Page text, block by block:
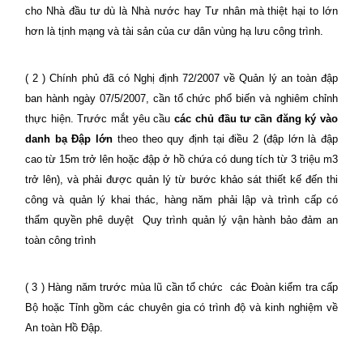
cho Nhà đầu tư dù là Nhà nước hay Tư nhân mà thiệt hại to lớn
hơn là tịnh mạng và tài sản của cư dân vùng hạ lưu công trình.
( 2 ) Chính phủ đã có Nghị định 72/2007 về Quản lý an toàn đập
ban hành ngày 07/5/2007, cần tổ chức phổ biến và nghiêm chỉnh
thực hiện. Trước mắt yêu cầucác chủ đầu tư cần đăng ký vào
danh bạ Đập lớn theo theo quy định tại điều 2 (đập lớn là đập
cao từ 15m trở lên hoặc đập ở hồ chứa có dung tích từ 3 triệu m3
trở lên), và phải được quản lý từ bước khảo sát thiết kế đến thi
công và quản lý khai thác, hàng năm phải lập và trình cấp có
thẩm quyền phê duyệt
Quy trình quản lý vận hành bảo đảm an
toàn công trình
( 3 ) Hàng năm trước mùa lũ cần tổ chức
các Đoàn kiểm tra cấp
Bộ hoặc Tỉnh gồm các chuyên gia có trình độ và kinh nghiệm về
An toàn Hồ Đập.